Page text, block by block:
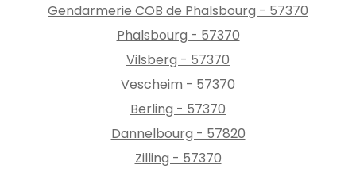
Gendarmerie COB de Phalsbourg - 57370
Phalsbourg - 57370
Vilsberg - 57370
Vescheim - 57370
Berling - 57370
Dannelbourg - 57820
Zilling - 57370